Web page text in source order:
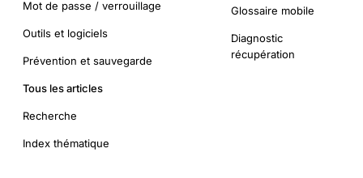
Mot de passe / verrouillage
Outils et logiciels
Prévention et sauvegarde
Tous les articles
Recherche
Index thématique
Glossaire mobile
Diagnostic
récupération